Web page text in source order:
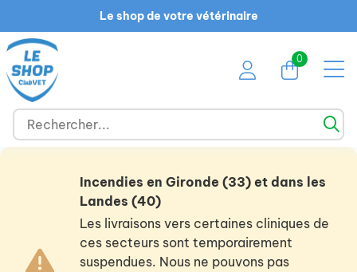
Le shop de votre vétérinaire
0
Incendies en Gironde (33) et dans les
Landes (40)
Les livraisons vers certaines cliniques de
ces secteurs sont temporairement
suspendues. Nous ne pouvons pas